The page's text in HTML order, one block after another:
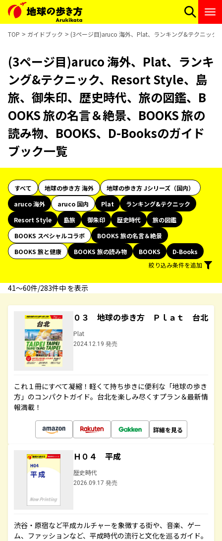
TOP ガイドブック (3ページ目)aruco 海外、Plat、ランキング&テクニック
(3ページ目)aruco 海外、Plat、ランキ
ング&テクニック、Resort Style、島
旅、御朱印、歴史時代、旅の図鑑、B
OOKS 旅の名言＆絶景、BOOKS 旅の
読み物、BOOKS、D-Booksのガイド
ブック一覧
すべて 地球の歩き方 海外
地球の歩き方 Jシリーズ（国内）
aruco 海外
aruco 国内 Plat
ランキング&テクニック
Resort Style
島旅 御朱印 歴史時代
旅の図鑑
BOOKS スペシャルコラボ
BOOKS 旅の名言＆絶景
BOOKS 旅と健康
BOOKS 旅の読み物 BOOKS
D-Books
絞り込み条件を追加
41〜60件/283件中 を表示
０３ 地球の歩き方 Ｐｌａｔ 台北
Plat
2024.12.19 発売
これ１冊にすべて凝縮！軽くて持ち歩きに便利な「地球の歩き
方」のコンパクトガイド。台北を楽しみ尽くすプラン＆最新情
報満載！
詳細を見る
Ｈ０４ 平成
歴史時代
2026.09.17 発売
渋谷・原宿など平成カルチャーを象徴する街や、音楽、ゲー
ム、ファッションなど、平成時代の流行と文化を巡るガイド。